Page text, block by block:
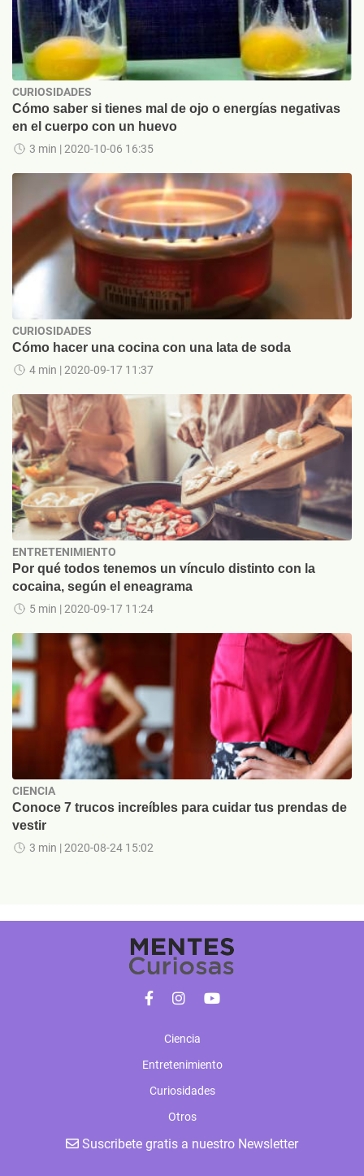
CURIOSIDADES
Cómo saber si tienes mal de ojo o energías negativas
en el cuerpo con un huevo
3 min | 2020-10-06 16:35
CURIOSIDADES
Cómo hacer una cocina con una lata de soda
4 min | 2020-09-17 11:37
ENTRETENIMIENTO
Por qué todos tenemos un vínculo distinto con la
cocaina, según el eneagrama
5 min | 2020-09-17 11:24
CIENCIA
Conoce 7 trucos increíbles para cuidar tus prendas de
vestir
3 min | 2020-08-24 15:02
Ciencia
Entretenimiento
Curiosidades
Otros
Suscribete gratis a nuestro Newsletter